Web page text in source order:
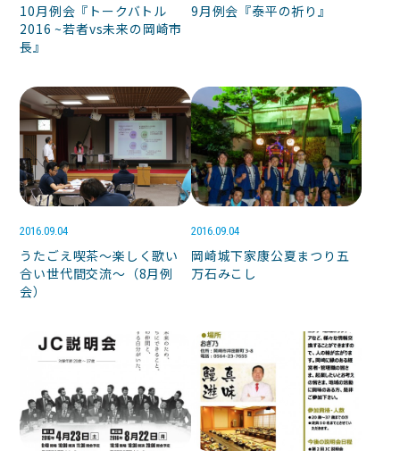
10月例会『トークバトル
2016 ~若者vs未来の岡崎市
長』
9月例会『泰平の祈り』
2016.09.04
うたごえ喫茶〜楽しく歌い
合い世代間交流〜（8月例
会）
2016.09.04
岡崎城下家康公夏まつり五
万石みこし